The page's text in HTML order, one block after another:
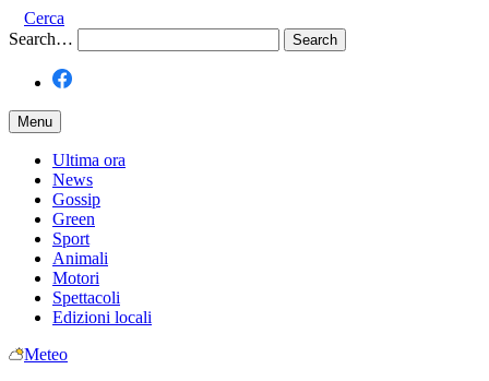
Cerca
Search…
Menu
Ultima ora
News
Gossip
Green
Sport
Animali
Motori
Spettacoli
Edizioni locali
Meteo